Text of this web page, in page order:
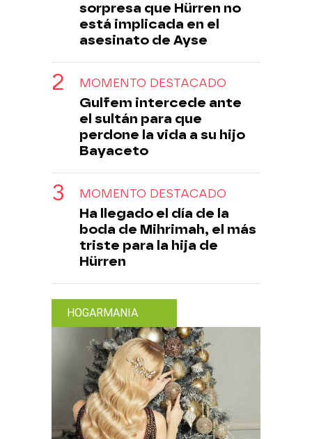
sorpresa que Hürren no
está implicada en el
asesinato de Ayse
MOMENTO DESTACADO
Gulfem intercede ante
el sultán para que
perdone la vida a su hijo
Bayaceto
MOMENTO DESTACADO
Ha llegado el día de la
boda de Mihrimah, el más
triste para la hija de
Hürren
HOGARMANIA